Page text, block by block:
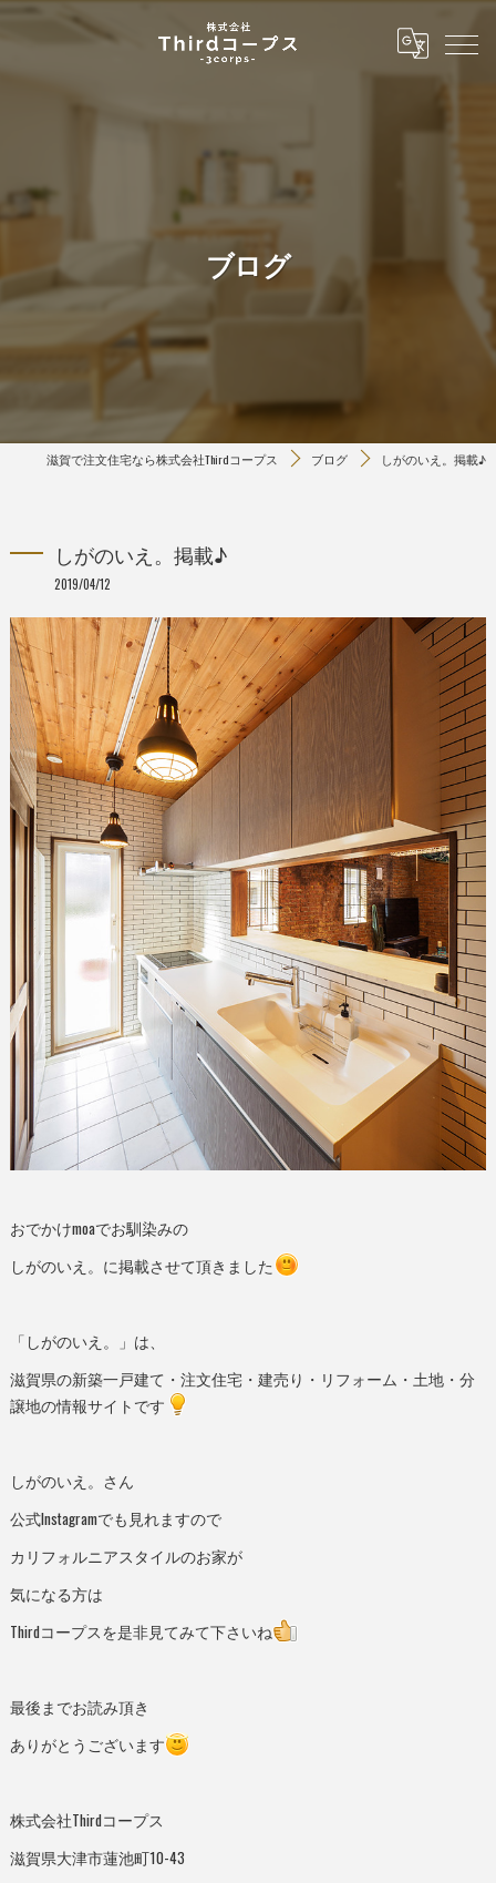
ブログ
滋賀で注文住宅なら株式会社Thirdコープス ブログ しがのいえ。掲載♪
しがのいえ。掲載♪
2019/04/12
おでかけmoaでお馴染みの
しがのいえ。に掲載させて頂きました
「しがのいえ。」は、
滋賀県の新築一戸建て・注文住宅・建売り・リフォーム・土地・分
譲地の情報サイトです
しがのいえ。さん
公式Instagramでも見れますので
カリフォルニアスタイルのお家が
気になる方は
Thirdコープスを是非見てみて下さいね
最後までお読み頂き
ありがとうございます
株式会社Thirdコープス
滋賀県大津市蓮池町10-43